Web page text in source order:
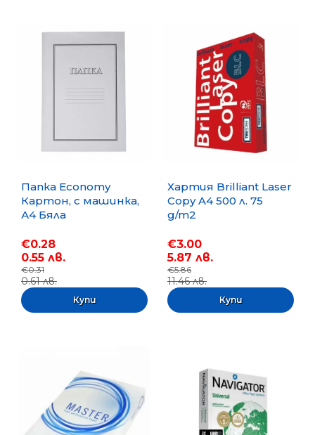
Папка Economy
Картон, с машинка,
А4 Бяла
€0.28
0.55 лв.
€0.31
0.61 лв.
Хартия Brilliant Laser
Copy A4 500 л. 75
g/m2
€3.00
5.87 лв.
€5.86
11.46 лв.